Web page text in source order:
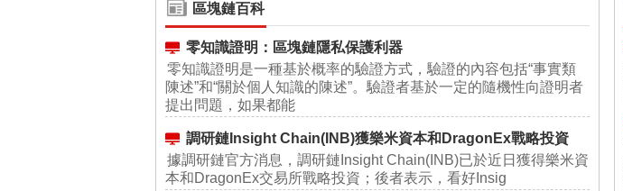
區塊鏈百科
零知識證明：區塊鏈隱私保護利器
零知識證明是一種基於概率的驗證方式，驗證的內容包括“事實類
陳述”和“關於個人知識的陳述”。驗證者基於一定的隨機性向證明者
提出問題，如果都能
調研鏈Insight Chain(INB)獲樂米資本和DragonEx戰略投資
據調研鏈官方消息，調研鏈Insight Chain(INB)已於近日獲得樂米資
本和DragonEx交易所戰略投資；後者表示，看好Insig